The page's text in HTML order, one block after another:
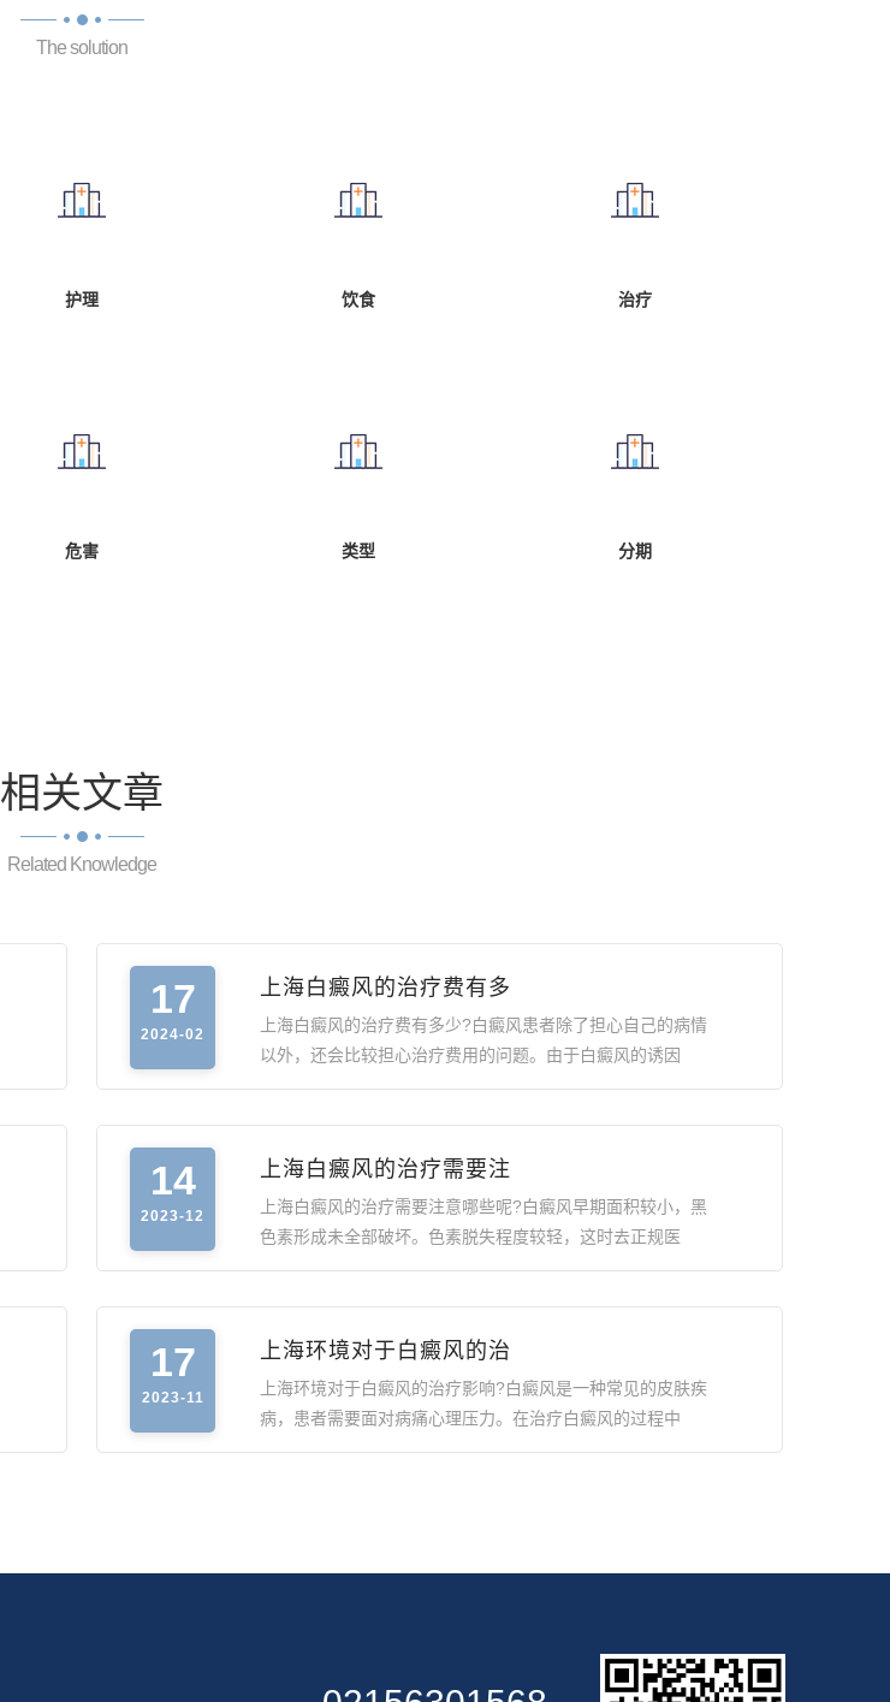
The solution
护理 饮食 治疗
危害 类型 分期
相关文章
Related Knowledge
17
2024-02
上海白癜风的治疗费有多
上海白癜风的治疗费有多少?白癜风患者除了担心自己的病情
以外，还会比较担心治疗费用的问题。由于白癜风的诱因
14
2023-12
上海白癜风的治疗需要注
上海白癜风的治疗需要注意哪些呢?白癜风早期面积较小，黑
色素形成未全部破坏。色素脱失程度较轻，这时去正规医
17
2023-11
上海环境对于白癜风的治
上海环境对于白癜风的治疗影响?白癜风是一种常见的皮肤疾
病，患者需要面对病痛心理压力。在治疗白癜风的过程中